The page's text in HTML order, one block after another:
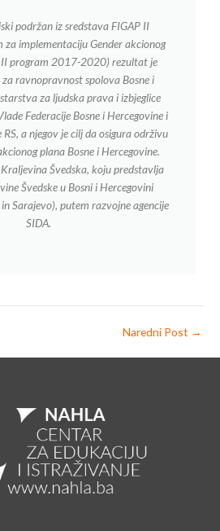
podržan iz sredstava FIGAP II
za implementaciju Gender akcionog
II program 2017-2020) rezultat je
za ravnopravnost spolova Bosne i
za ljudska prava i izbjeglice
Federacije Bosne i Hercegovine i
a njegov je cilj da osigura održivu
plana Bosne i Hercegovine.
Švedska, koju predstavlja
Švedske u Bosni i Hercegovini
Sarajevo), putem razvojne agencije
SIDA.
Naredni Post →